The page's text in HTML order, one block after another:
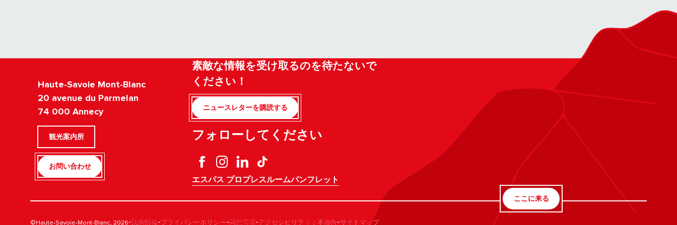
Haute-Savoie Mont-Blanc
20 avenue du Parmelan
74 000 Annecy
観光案内所
お問い合わせ
素敵な情報を受け取るのを待たないで
ください！
ニュースレターを購読する
フォローしてください
エスパス プロプレスルームパンフレット
ここに来る
©Haute-Savoie-Mont-Blanc, 2026-法的情報-プライバシーポリシー-同意管理-アクセシビリティ：不適合-サイトマップ